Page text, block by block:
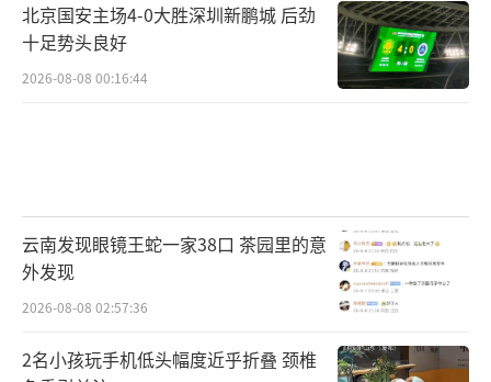
北京国安主场4-0大胜深圳新鹏城 后劲
十足势头良好
2026-08-08 00:16:44
云南发现眼镜王蛇一家38口 茶园里的意
外发现
2026-08-08 02:57:36
2名小孩玩手机低头幅度近乎折叠 颈椎